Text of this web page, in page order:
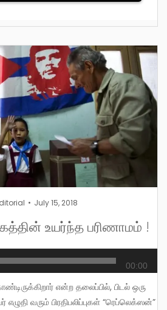
July 15, 2018
உயர்ந்த பரிணாமம் !
00:00
வரும் பிரதிபலிப்புகள் “ரெப்லெக்ஸன்”